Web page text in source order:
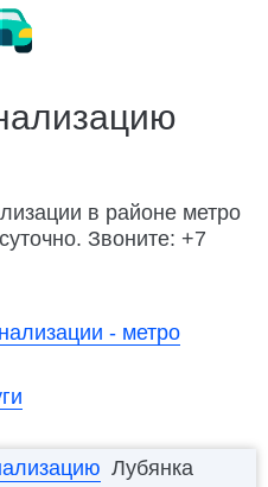
электрооборудования
техноблок
замка зажигания
в районе метро
Звоните: +7
- метро
Лубянка